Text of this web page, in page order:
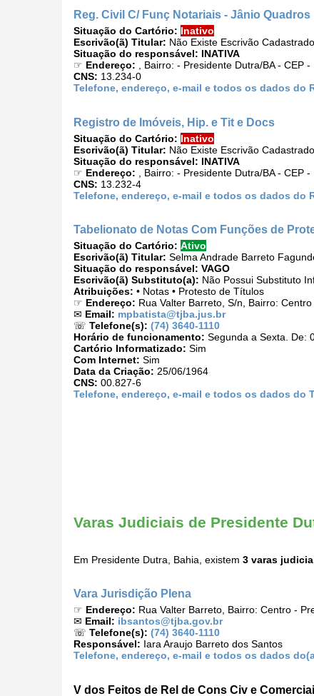
Reg. Civil C/ Funç Notariais - Jânio Quadros
Situação do Cartório: Inativo
Escrivão(ã) Titular: Não Existe Escrivão
Situação do responsável: INATIVA
☞ Endereço: , Bairro: - Presidente Dutra/BA - CEP -
CNS: 13.234-0
Telefone, endereço, e-mail e todos os dados do
Registro de Imóveis, Hip. e Tit e Docs
Situação do Cartório: Inativo
Escrivão(ã) Titular: Não Existe Escrivão
Situação do responsável: INATIVA
☞ Endereço: , Bairro: - Presidente Dutra/BA - CEP -
CNS: 13.232-4
Telefone, endereço, e-mail e todos os dados do
Tabelionato de Notas Com Funções de
Situação do Cartório: Ativo
Escrivão(ã) Titular: Selma Andrade Barreto
Situação do responsável: VAGO
Escrivão(ã) Substituto(a): Não Possui Substituto
Atribuições: • Notas • Protesto de Títulos
☞ Endereço: Rua Valter Barreto, S/n, Bairro:
✉ Email: mpbatista@tjba.jus.br
☏ Telefone(s): (74) 3640-1110
Horário de funcionamento: Segunda a Sexta. De:
Cartório Informatizado: Sim
Com Internet: Sim
Data da Criação: 25/06/1964
CNS: 00.827-6
Telefone, endereço, e-mail e todos os dados do
Varas Judiciais de Presidente
Em Presidente Dutra, Bahia, existem 3 varas
Vara Jurisdição Plena
☞ Endereço: Rua Valter Barreto, Bairro: Centro -
✉ Email: ibsantos@tjba.gov.br
☏ Telefone(s): (74) 3640-1110
Responsável: Iara Araujo Barreto dos Santos
Telefone, endereço, e-mail e todos os dados
V dos Feitos de Rel de Cons Civ e